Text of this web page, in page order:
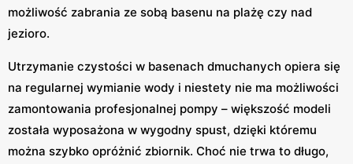
możliwość zabrania ze sobą basenu na plażę czy nad
jezioro.
Utrzymanie czystości w basenach dmuchanych opiera się
na regularnej wymianie wody i niestety nie ma możliwości
zamontowania profesjonalnej pompy – większość modeli
została wyposażona w wygodny spust, dzięki któremu
można szybko opróżnić zbiornik. Choć nie trwa to długo,